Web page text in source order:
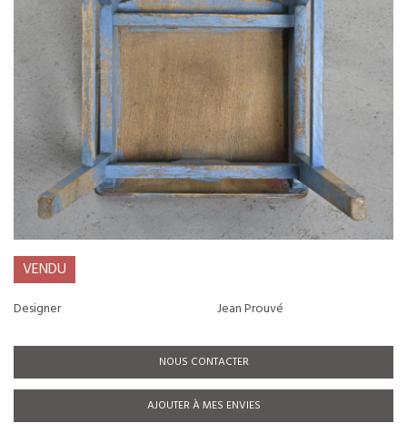
VENDU
Designer Jean Prouvé
NOUS CONTACTER
AJOUTER À MES ENVIES